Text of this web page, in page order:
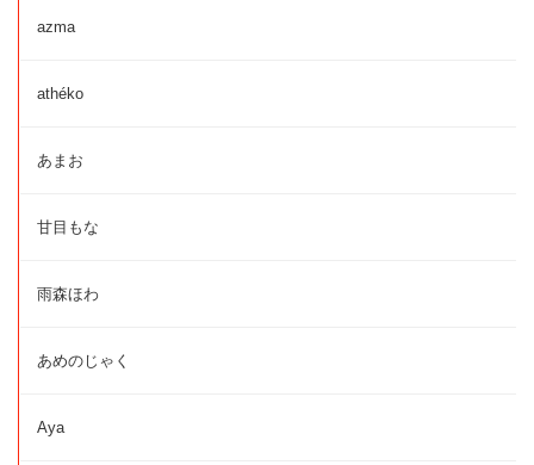
azma
athéko
あまお
甘目もな
雨森ほわ
あめのじゃく
Aya